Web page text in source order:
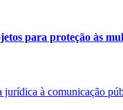
para proteção às